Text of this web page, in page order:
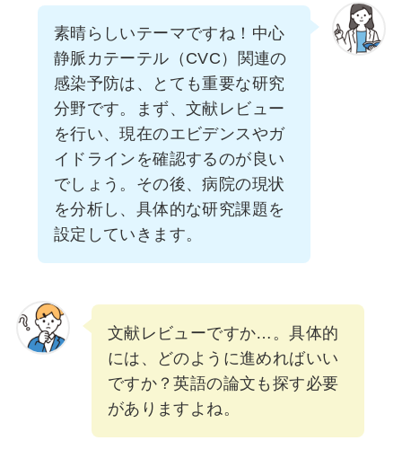
素晴らしいテーマですね！中心
静脈カテーテル（CVC）関連の
感染予防は、とても重要な研究
分野です。まず、文献レビュー
を行い、現在のエビデンスやガ
イドラインを確認するのが良い
でしょう。その後、病院の現状
を分析し、具体的な研究課題を
設定していきます。
文献レビューですか…。具体的
には、どのように進めればいい
ですか？英語の論文も探す必要
がありますよね。